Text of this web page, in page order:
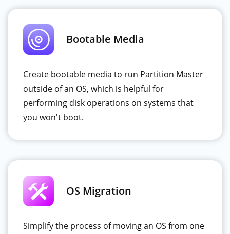
Bootable Media
Create bootable media to run Partition Master
outside of an OS, which is helpful for
performing disk operations on systems that
you won't boot.
OS Migration
Simplify the process of moving an OS from one